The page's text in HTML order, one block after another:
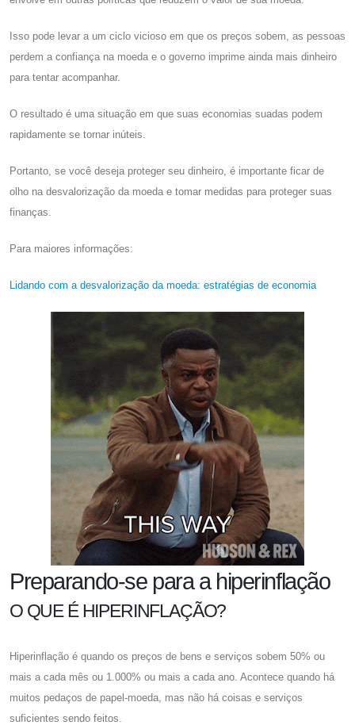
Isso pode levar a um ciclo vicioso em que os preços sobem, as pessoas
perdem a confiança na moeda e o governo imprime ainda mais dinheiro
para tentar acompanhar.
O resultado é uma situação em que suas economias suadas podem
rapidamente se tornar inúteis.
Portanto, se você deseja proteger seu dinheiro, é importante ficar de
olho na desvalorização da moeda e tomar medidas para proteger suas
finanças.
Para maiores informações:
Lidando com a desvalorização da moeda: estratégias de economia
Preparando-se para a hiperinflação
O QUE É HIPERINFLAÇÃO?
Hiperinflação é quando os preços de bens e serviços sobem 50% ou
mais a cada mês ou 1.000% ou mais a cada ano. Acontece quando há
muitos pedaços de papel-moeda, mas não há coisas e serviços
suficientes sendo feitos.